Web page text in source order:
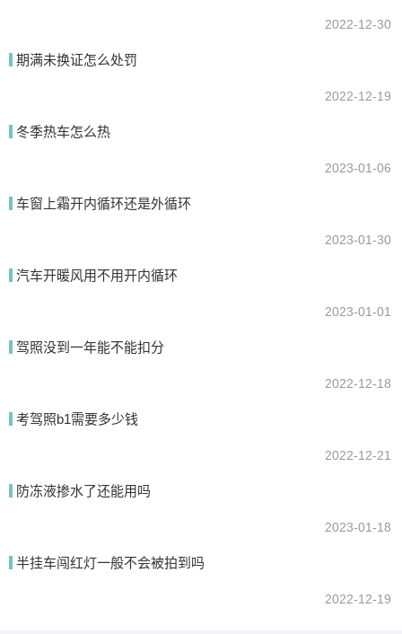
2022-12-30
期满未换证怎么处罚
2022-12-19
冬季热车怎么热
2023-01-06
车窗上霜开内循环还是外循环
2023-01-30
汽车开暖风用不用开内循环
2023-01-01
驾照没到一年能不能扣分
2022-12-18
考驾照b1需要多少钱
2022-12-21
防冻液掺水了还能用吗
2023-01-18
半挂车闯红灯一般不会被拍到吗
2022-12-19